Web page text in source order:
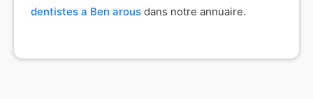
dentistes a Ben arous dans notre annuaire.